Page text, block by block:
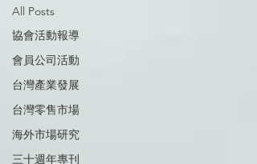
All Posts
協會活動報導
會員公司活動
台灣產業發展
台灣零售市場
海外市場研究
三十週年專刊